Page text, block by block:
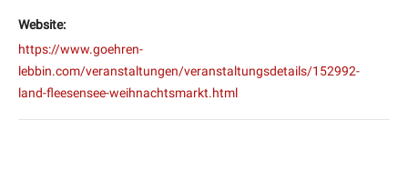
Website:
https://www.goehren-
lebbin.com/veranstaltungen/veranstaltungsdetails/152992-
land-fleesensee-weihnachtsmarkt.html